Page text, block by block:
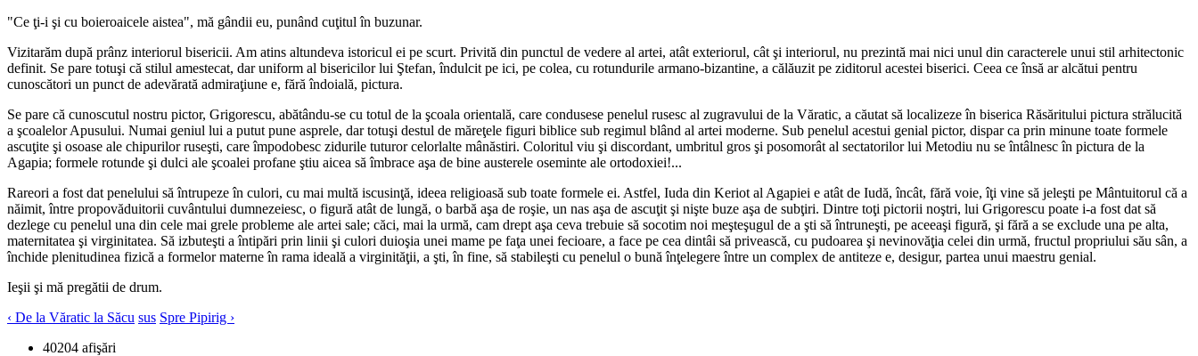
"Ce ţi-i şi cu boieroaicele aistea", mă gândii eu, punând cuţitul în buzunar.
Vizitarăm după prânz interiorul bisericii. Am atins altundeva istoricul ei pe scurt. Privită din punctul de vedere al artei, atât exteriorul, cât şi interiorul, nu prezintă mai nici unul din caracterele unui stil arhitectonic
definit. Se pare totuşi că stilul amestecat, dar uniform al bisericilor lui Ştefan, îndulcit pe ici, pe colea, cu rotundurile armano-bizantine, a călăuzit pe ziditorul acestei biserici. Ceea ce însă ar alcătui pentru
cunoscători un punct de adevărată admiraţiune e, fără îndoială, pictura.
Se pare că cunoscutul nostru pictor, Grigorescu, abătându-se cu totul de la şcoala orientală, care condusese penelul rusesc al zugravului de la Văratic, a căutat să localizeze în biserica Răsăritului pictura strălucită
a şcoalelor Apusului. Numai geniul lui a putut pune asprele, dar totuşi destul de măreţele figuri biblice sub regimul blând al artei moderne. Sub penelul acestui genial pictor, dispar ca prin minune toate formele
ascuţite şi osoase ale chipurilor ruseşti, care împodobesc zidurile tuturor celorlalte mânăstiri. Coloritul viu şi discordant, umbritul gros şi posomorât al sectatorilor lui Metodiu nu se întâlnesc în pictura de la
Agapia; formele rotunde şi dulci ale şcoalei profane ştiu aicea să îmbrace aşa de bine austerele oseminte ale ortodoxiei!...
Rareori a fost dat penelului să întrupeze în culori, cu mai multă iscusinţă, ideea religioasă sub toate formele ei. Astfel, Iuda din Keriot al Agapiei e atât de Iudă, încât, fără voie, îţi vine să jeleşti pe Mântuitorul că a
năimit, între propovăduitorii cuvântului dumnezeiesc, o figură atât de lungă, o barbă aşa de roşie, un nas aşa de ascuţit şi nişte buze aşa de subţiri. Dintre toţi pictorii noştri, lui Grigorescu poate i-a fost dat să
dezlege cu penelul una din cele mai grele probleme ale artei sale; căci, mai la urmă, cam drept aşa ceva trebuie să socotim noi meşteşugul de a şti să întruneşti, pe aceeaşi figură, şi fără a se exclude una pe alta,
maternitatea şi virginitatea. Să izbuteşti a întipări prin linii şi culori duioşia unei mame pe faţa unei fecioare, a face pe cea dintâi să privească, cu pudoarea şi nevinovăţia celei din urmă, fructul propriului său sân, a
închide plenitudinea fizică a formelor materne în rama ideală a virginităţii, a şti, în fine, să stabileşti cu penelul o bună înţelegere între un complex de antiteze e, desigur, partea unui maestru genial.
Ieşii şi mă pregătii de drum.
‹ De la Văratic la Săcu sus Spre Pipirig ›
40204 afişări